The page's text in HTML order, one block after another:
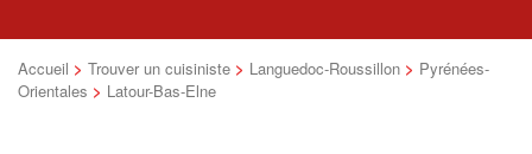
Accueil > Trouver un cuisiniste > Languedoc-Roussillon > Pyrénées-
Orientales > Latour-Bas-Elne